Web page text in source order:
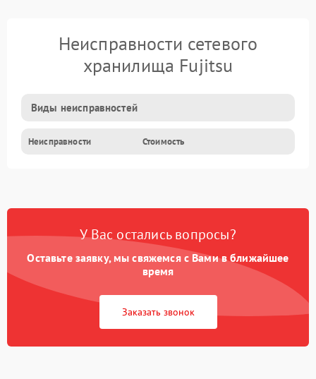
Неисправности сетевого
хранилища Fujitsu
Виды неисправностей
Неисправности Стоимость
У Вас остались вопросы?
Оставьте заявку, мы свяжемся с Вами в ближайшее
время
Заказать звонок